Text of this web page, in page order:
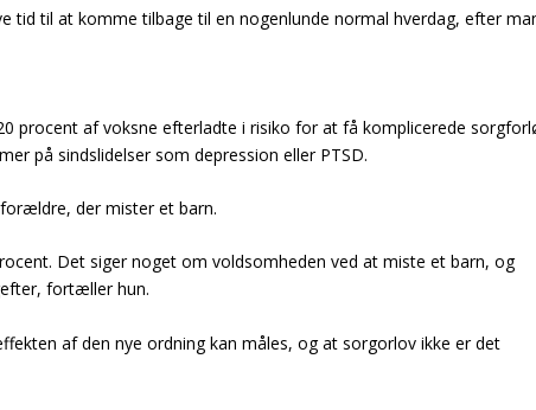
tid til at komme tilbage til en nogenlunde normal hverdag, efter
procent af voksne efterladte i risiko for at få komplicerede
på sindslidelser som depression eller PTSD.
der mister et barn.
Det siger noget om voldsomheden ved at miste et barn, og
fortæller hun.
af den nye ordning kan måles, og at sorgorlov ikke er det